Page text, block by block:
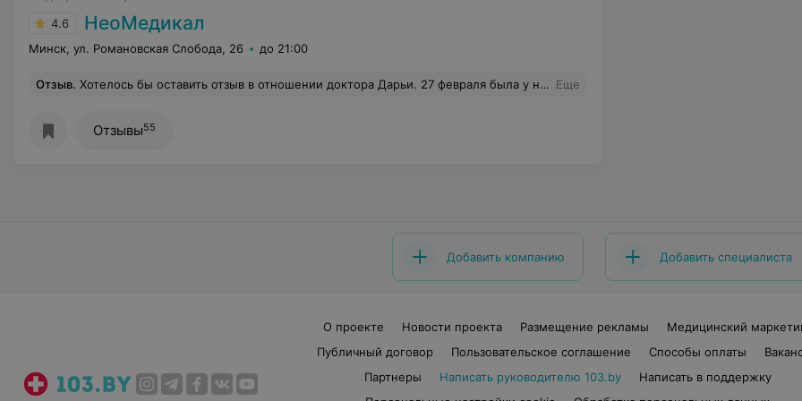
4.6 НеоМедикал
Минск, ул. Романовская Слобода, 26 до 21:00
Отзыв. Хотелось бы оставить отзыв в отношении доктора Дарьи. 27 февраля была у нее на УЗИ осталось очень недовольна, так как доктор разговаривала некорректно, повышала голос, ничего не объяснила. Очень неуважительно общалась. После приема осталась в разочарованных чувствах! Непонятно за что отдала деньги, так как услуга была оказана плохо. Еще
Отзывы55
Добавить компанию Добавить специалиста
О проекте Новости проекта Размещение рекламы
Медицинский
Публичный договор
Пользовательское соглашение Способы оплаты
Партнеры
Написать руководителю 103.by
Написать в поддержку